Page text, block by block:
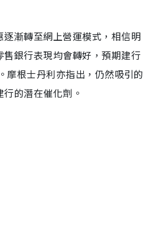
漸轉至網上營運模式，相信明
銀行表現均會轉好，預期建行
摩根士丹利亦指出，仍然吸引的
的潛在催化劑。